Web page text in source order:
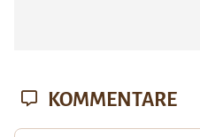
KOMMENTARE